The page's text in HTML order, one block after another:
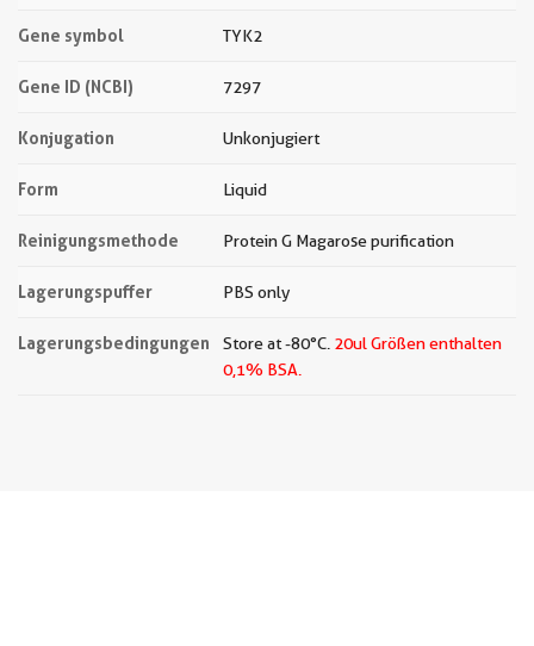
Gene symbol TYK2
Gene ID (NCBI) 7297
Konjugation Unkonjugiert
Form Liquid
Reinigungsmethode Protein G Magarose purification
Lagerungspuffer PBS only
Lagerungsbedingungen Store at -80°C. 20ul Größen enthalten
0,1% BSA.